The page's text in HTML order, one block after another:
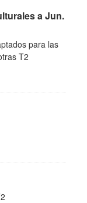
a Jun.
para las
T2